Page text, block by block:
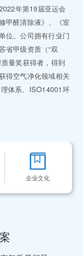
年第19届亚运会
甲醛清除液》、《室
位。公司拥有行业门
省甲级资质（“双
量奖获得者，得到
得空气净化领域相关
体系、ISO14001环
企业文化